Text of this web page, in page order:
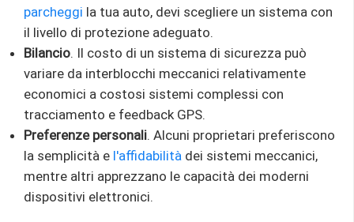
parcheggi la tua auto, devi scegliere un sistema con
il livello di protezione adeguato.
Bilancio. Il costo di un sistema di sicurezza può
variare da interblocchi meccanici relativamente
economici a costosi sistemi complessi con
tracciamento e feedback GPS.
Preferenze personali. Alcuni proprietari preferiscono
la semplicità e l'affidabilità dei sistemi meccanici,
mentre altri apprezzano le capacità dei moderni
dispositivi elettronici.